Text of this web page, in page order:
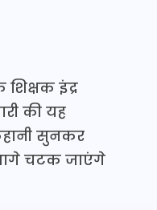
इंद्र
की यह
सुनकर
चटक जाएंगे